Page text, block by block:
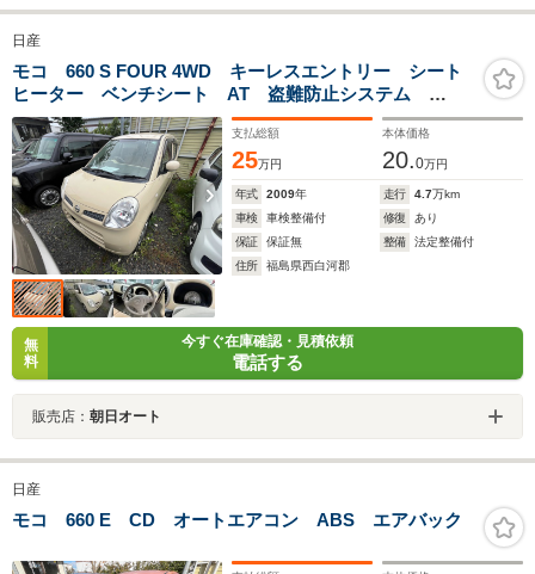
日産
モコ 660 S FOUR 4WD キーレスエントリー シート
ヒーター ベンチシート AT 盗難防止システム
ABS CD 衝突安全ボディ エアコン パワーステアリ
ング パワーウィンドウ
支払総額
25万円
本体価格
20.0万円
年式 2009年 走行 4.7万km
車検
車検整備付 修復
あり
保証
保証無 整備
法定整備付
住所
福島県西白河郡
無
料
今すぐ在庫確認・見積依頼
電話する
販売店： 朝日オート
日産
モコ 660 E CD オートエアコン ABS エアバック